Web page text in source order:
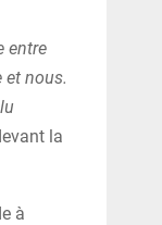
entre
et nous.
la
à